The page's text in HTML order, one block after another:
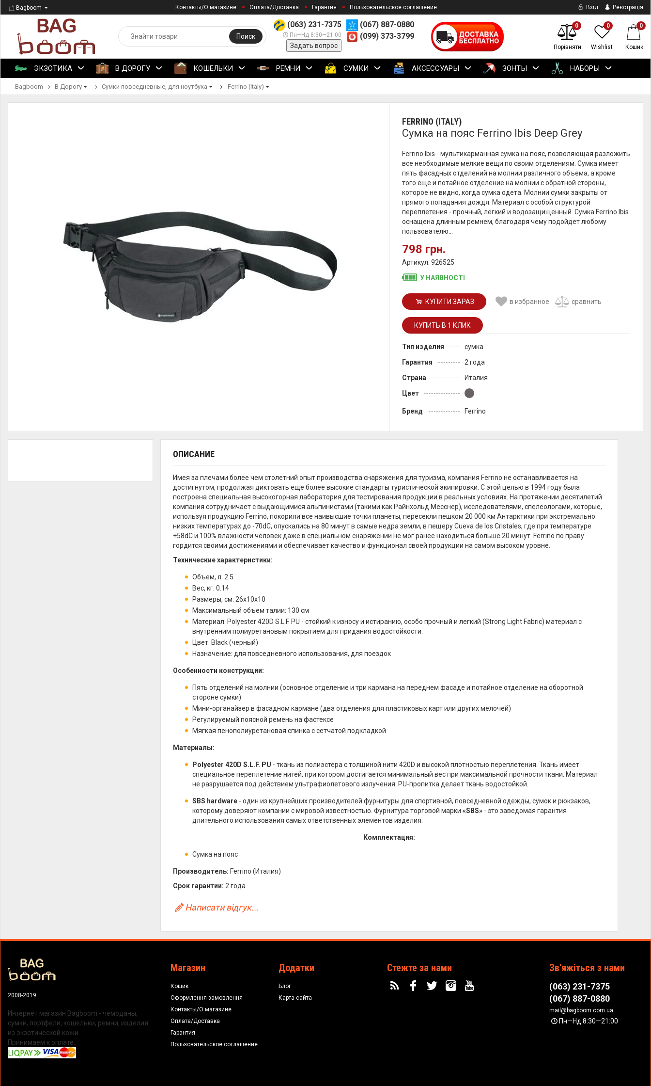
Bagboom Контакты/О магазине Оплата/Доставка Гарантия Пользовательское соглашение Вхід Реєстрація
(063) 231-7375
Пн—Нд 8:30—21:00
Задать вопрос
(067) 887-0880
(099) 373-3799
Поиск
0
Порівняти
0
Wishlist
0
Кошик
ЭКЗОТИКА В ДОРОГУ КОШЕЛЬКИ РЕМНИ СУМКИ АКСЕССУАРЫ ЗОНТЫ НАБОРЫ
Bagboom В Дорогу Сумки повседневные, для ноутбука Ferrino (Italy)
FERRINO (ITALY)
Сумка на пояс Ferrino Ibis Deep Grey
Ferrino Ibis - мультикарманная сумка на пояс, позволяющая разложить
все необходимые мелкие вещи по своим отделениям. Сумка имеет
пять фасадных отделений на молнии различного объема, а кроме
того еще и потайное отделение на молнии с обратной стороны,
которое не видно, когда сумка одета. Молнии сумки закрыты от
прямого попадания дождя. Материал с особой структурой
переплетения - прочный, легкий и водозащищенный. Сумка Ferrino Ibis
оснащена длинным ремнем, благодаря чему подойдет любому
пользователю...
798 грн.
Артикул: 926525
У НАЯВНОСТІ
КУПИТИ ЗАРАЗ в избранное сравнить
Тип изделия
сумка
Гарантия
2 года
Страна
Италия
Цвет
Бренд Ferrino
ОПИСАНИЕ
Имея за плечами более чем столетний опыт производства снаряжения для туризма, компания Ferrino не останавливается на
достигнутом, продолжая диктовать еще более высокие стандарты туристической экипировки. С этой целью в 1994 году была
построена специальная высокогорная лаборатория для тестирования продукции в реальных условиях. На протяжении десятилетий
компания сотрудничает с выдающимися альпинистами (такими как Райнхольд Месснер), исследователями, спелеологами, которые,
используя продукцию Ferrino, покорили все наивысшие точки планеты, пересекли пешком 20 000 км Антарктики при экстремально
низких температурах до -70dС, опускались на 80 минут в самые недра земли, в пещеру Cueva de los Cristales, где при температуре
+58dС и 100% влажности человек даже в специальном снаряжении не мог ранее находиться больше 20 минут. Ferrino по праву
гордится своими достижениями и обеспечивает качество и функционал своей продукции на самом высоком уровне.
Технические характеристики:
Объем, л: 2.5
Вес, кг: 0.14
Размеры, см: 26х10х10
Максимальный объем талии: 130 см
Материал: Polyester 420D S.L.F. PU - стойкий к износу и истиранию, особо прочный и легкий (Strong Light Fabric) материал с
внутренним полиуретановым покрытием для придания водостойкости.
Цвет: Black (черный)
Назначение: для повседневного использования, для поездок
Особенности конструкции:
Пять отделений на молнии (основное отделение и три кармана на переднем фасаде и потайное отделение на оборотной
стороне сумки)
Мини-органайзер в фасадном кармане (два отделения для пластиковых карт или других мелочей)
Регулируемый поясной ремень на фастексе
Мягкая пенополиуретановая спинка с сетчатой подкладкой
Материалы:
Polyester 420D S.L.F. PU - ткань из полиэстера с толщиной нити 420D и высокой плотностью переплетения. Ткань имеет
специальное переплетение нитей, при котором достигается минимальный вес при максимальной прочности ткани. Материал
не разрушается под действием ультрафиолетового излучения. PU-пропитка делает ткань водостойкой.
SBS hardware - один из крупнейших производителей фурнитуры для спортивной, повседневной одежды, сумок и рюкзаков,
которому доверяют компании с мировой известностью. Фурнитура торговой марки «SBS» - это заведомая гарантия
длительного использования самых ответственных элементов изделия.
Комплектация:
Сумка на пояс
Производитель: Ferrino (Италия)
Срок гарантии: 2 года
Написати відгук...
2008-2019
Интернет магазин Bagboom - чемоданы,
сумки, портфели, кошельки, ремни, изделия
из экзотической кожи.
Принимаем к оплате:
Магазин
Кошик
Оформлення замовлення
Контакты/О магазине
Оплата/Доставка
Гарантия
Пользовательское соглашение
Додатки
Блог
Карта сайта
Стежте за нами Зв'яжіться з нами
(063) 231-7375
(067) 887-0880
mail@bagboom.com.ua
Пн—Нд 8:30—21:00